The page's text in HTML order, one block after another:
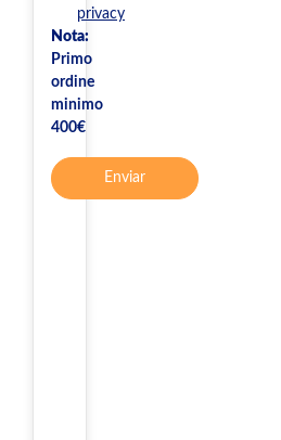
privacy
Nota:
Primo
ordine
minimo
400€
Enviar